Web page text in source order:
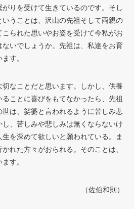
りを受けて生きているのです。そし
うことは、沢山の先祖そして両親の
られた思いやお姿を受けて今私がお
いでしょうか。先祖は、私達をお育
す。
なことだと思います。しかし、供養
ことに喜びをもてなかったら、先祖
は、娑婆と言われるように苦しみ悲
、苦しみや悲しみは無くならないけ
を深めて欲しいと願われている。ま
れた方々がおられる。そのことは、
す。
（佐伯和則）